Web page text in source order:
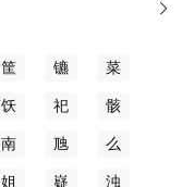

筐 镳 菜
饫 祀 骸
南 虺 么
姐 嶷 浊